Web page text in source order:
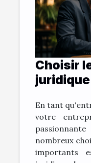
Choisir
En tant
votre
nombreux
importants